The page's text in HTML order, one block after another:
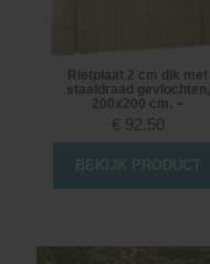
Rietplaat 2 cm dik met
staaldraad gevlochten,
200x200 cm. ~
€ 92,50
BEKIJK PRODUCT